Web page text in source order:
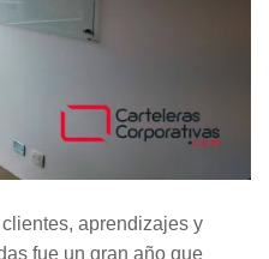
aprendizajes y
fue un gran año que